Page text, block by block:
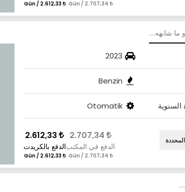
ما شابهه....
2023
Benzin
Otomatik
2.707,34
الدفع في المكتب
2.612,33
الدفع بالكريدت